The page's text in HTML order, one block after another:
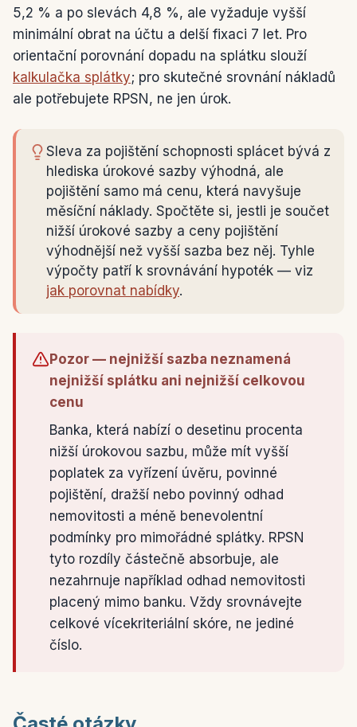
5,2 % a po slevách 4,8 %, ale vyžaduje vyšší
minimální obrat na účtu a delší fixaci 7 let. Pro
orientační porovnání dopadu na splátku slouží
kalkulačka splátky; pro skutečné srovnání nákladů
ale potřebujete RPSN, ne jen úrok.
Sleva za pojištění schopnosti splácet bývá z
hlediska úrokové sazby výhodná, ale
pojištění samo má cenu, která navyšuje
měsíční náklady. Spočtěte si, jestli je součet
nižší úrokové sazby a ceny pojištění
výhodnější než vyšší sazba bez něj. Tyhle
výpočty patří k srovnávání hypoték — viz
jak porovnat nabídky.
Pozor — nejnižší sazba neznamená
nejnižší splátku ani nejnižší celkovou
cenu
Banka, která nabízí o desetinu procenta
nižší úrokovou sazbu, může mít vyšší
poplatek za vyřízení úvěru, povinné
pojištění, dražší nebo povinný odhad
nemovitosti a méně benevolentní
podmínky pro mimořádné splátky. RPSN
tyto rozdíly částečně absorbuje, ale
nezahrnuje například odhad nemovitosti
placený mimo banku. Vždy srovnávejte
celkové vícekriteriální skóre, ne jediné
číslo.